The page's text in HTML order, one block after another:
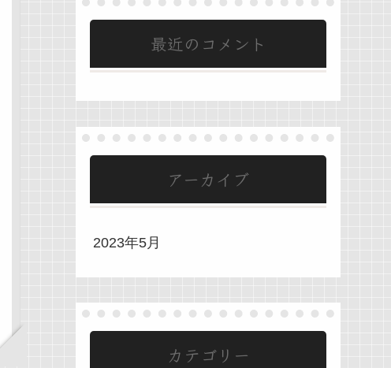
最近のコメント
アーカイブ
2023年5月
カテゴリー